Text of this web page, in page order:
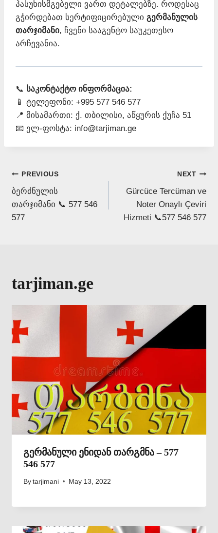
პასუხისმგებელი ვართ დეტალებზე. როდესაც
გჭირდებათ სერტიფიცირებული გერმანულის
თარჯიმანი, ჩვენი სააგენტო საუკეთესო
არჩევანია.
📞 საკონტაქტო ინფორმაცია:
📱 ტელეფონი: +995 577 546 577
📍 მისამართი: ქ. თბილისი, აწყურის ქუჩა 51
📧 ელ-ფოსტა: info@tarjiman.ge
Post
navigation
PREVIOUS
ბერძნულის
თარჯიმანი 📞 577 546
577
NEXT
Gürcüce Tercüman ve
Noter Onaylı Çeviri
Hizmeti 📞577 546 577
tarjiman.ge
გერმანული ენიდან თარგმნა – 577
546 577
By tarjimani May 13, 2022